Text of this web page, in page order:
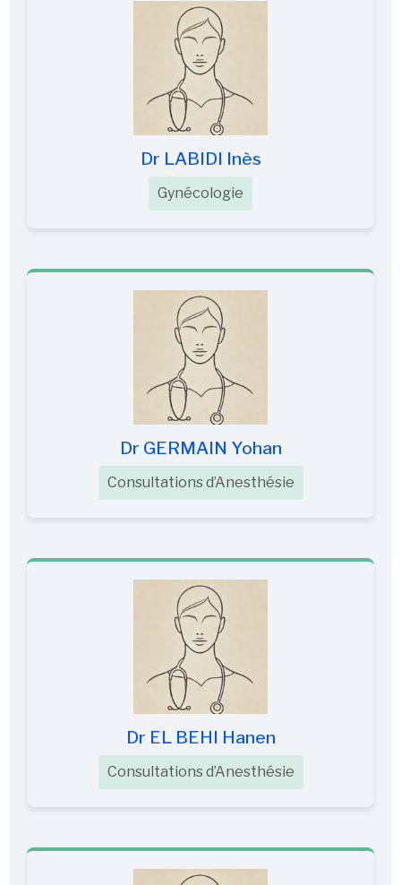
Dr LABIDI Inès
Gynécologie
Dr GERMAIN Yohan
Consultations d’Anesthésie
Dr EL BEHI Hanen
Consultations d’Anesthésie